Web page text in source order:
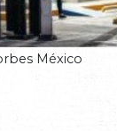
México